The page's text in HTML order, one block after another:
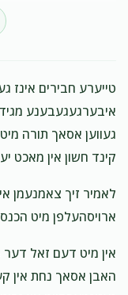
$150.00
$18.00
טייערע חבירים אינז
איבערגעגעבענע
געווען אסאך תורה
קינד חשון אין מאכט
לאמיר זיך צאמנעמן
ארויסהעלפן מיט
אין מיט דעם זאל דער
האבן אסאך נחת אין